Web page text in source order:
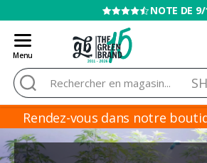
VENTE INTERDITE AUX
Menu
Blog
de
Grow
Barato
Rechercher :
Rendez-vous dans notre